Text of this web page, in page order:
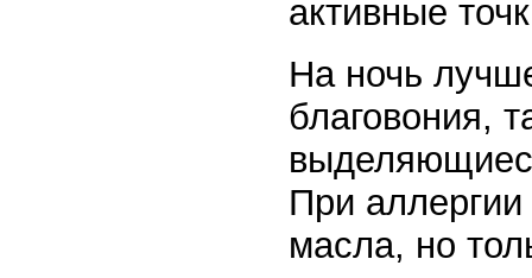
активные
На ночь
благовония,
При
масла, но